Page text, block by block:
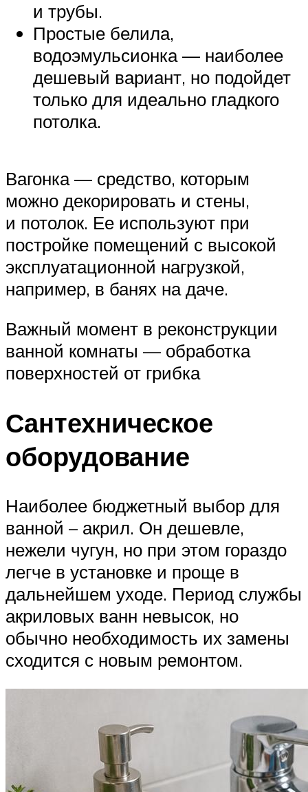
и трубы.
Простые белила,
водоэмульсионка — наиболее
дешевый вариант, но подойдет
только для идеально гладкого
потолка.
Вагонка — средство, которым
можно декорировать и стены,
и потолок. Ее используют при
постройке помещений с высокой
эксплуатационной нагрузкой,
например, в банях на даче.
Важный момент в реконструкции
ванной комнаты — обработка
поверхностей от грибка
Сантехническое
оборудование
Наиболее бюджетный выбор для
ванной – акрил. Он дешевле,
нежели чугун, но при этом гораздо
легче в установке и проще в
дальнейшем уходе. Период службы
акриловых ванн невысок, но
обычно необходимость их замены
сходится с новым ремонтом.